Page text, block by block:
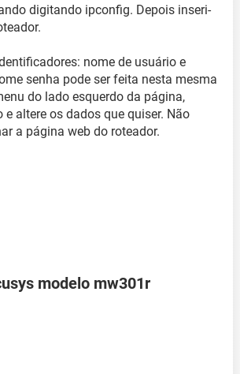
digitando ipconfig. Depois inseri-
nome de usuário e
senha pode ser feita nesta mesma
do lado esquerdo da página,
altere os dados que quiser. Não
a página web do roteador.
modelo mw301r